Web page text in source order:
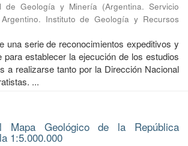
de Geología y Minería (Argentina. Servicio
Instituto de Geología y Recursos
una serie de reconocimientos expeditivos y
para establecer la ejecución de los estudios
a realizarse tanto por la Dirección Nacional
...
Mapa Geológico de la República
1:5.000.000